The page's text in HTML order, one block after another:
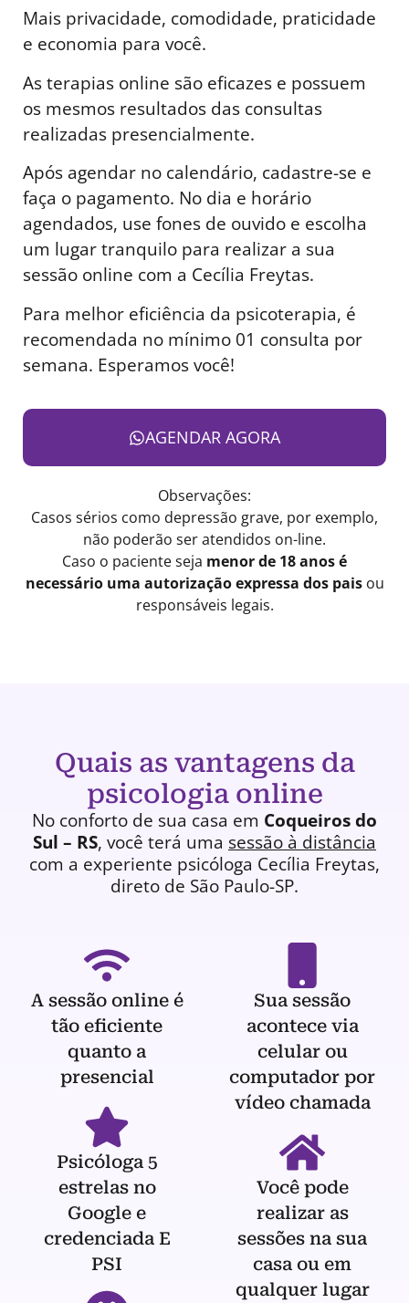
Mais privacidade, comodidade, praticidade
e economia para você.
As terapias online são eficazes e possuem
os mesmos resultados das consultas
realizadas presencialmente.
Após agendar no calendário, cadastre-se e
faça o pagamento. No dia e horário
agendados, use fones de ouvido e escolha
um lugar tranquilo para realizar a sua
sessão online com a Cecília Freytas.
Para melhor eficiência da psicoterapia, é
recomendada no mínimo 01 consulta por
semana. Esperamos você!
AGENDAR AGORA
Observações:
Casos sérios como depressão grave, por exemplo,
não poderão ser atendidos on-line.
Caso o paciente seja menor de 18 anos é
necessário uma autorização expressa dos paisou
responsáveis legais.
Quais as vantagens da
psicologia online
No conforto de sua casa em Coqueiros do
Sul – RS, você terá uma sessão à distância
com a experiente psicóloga Cecília Freytas,
direto de São Paulo-SP.
A sessão online é
tão eficiente
quanto a
presencial
Psicóloga 5
estrelas no
Google e
credenciada E
PSI
Sua sessão
acontece via
celular ou
computador por
vídeo chamada
Você pode
realizar as
sessões na sua
casa ou em
qualquer lugar